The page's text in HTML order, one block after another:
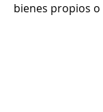
bienes propios